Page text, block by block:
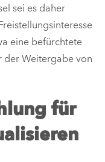
sei es daher
eine befürchtete
der Weitergabe von
für